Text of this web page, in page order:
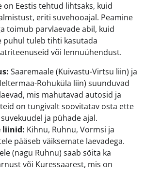
on Eestis tehtud lihtsaks, kuid
eriti suvehooajal. Peamine
toimub parvlaevade abil, kuid
puhul tuleb tihti kasutada
või lennuühendust.
Saaremaale (Kuivastu-Virtsu liin) ja
Rohuküla liin) suunduvad
mis mahutavad autosid ja
on tungivalt soovitatav osta ette
ja pühade ajal.
liinid: Kihnu, Ruhnu, Vormsi ja
pääseb väiksemate laevadega.
(nagu Ruhnu) saab sõita ka
või Kuressaarest, mis on